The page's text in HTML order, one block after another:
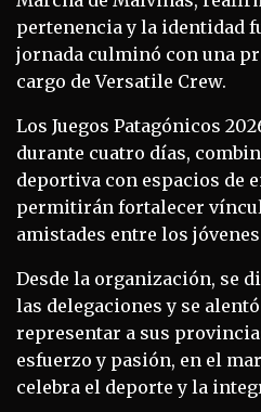
pertenencia y la identidad
jornada culminó con una
cargo de Versatile Crew.
Los Juegos Patagónicos
durante cuatro días,
deportiva con espacios de
permitirán fortalecer
amistades entre los
Desde la organización, se
las delegaciones y se
representar a sus
esfuerzo y pasión, en el
celebra el deporte y la